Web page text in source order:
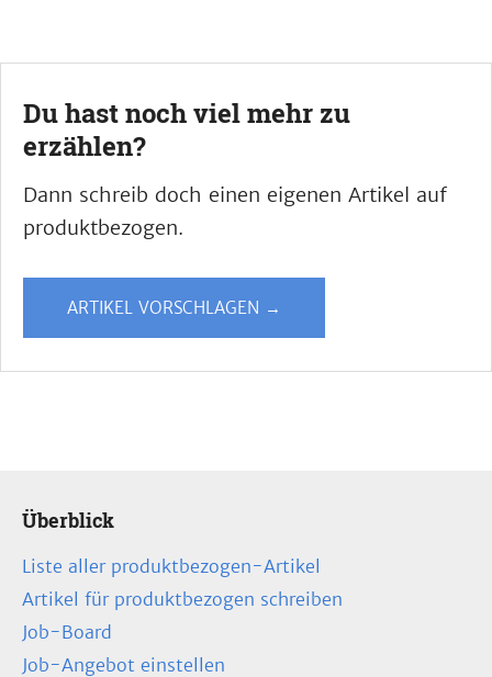
Du hast noch viel mehr zu
erzählen?
Dann schreib doch einen eigenen Artikel auf
produktbezogen.
ARTIKEL VORSCHLAGEN →
Überblick
Liste aller produktbezogen-Artikel
Artikel für produktbezogen schreiben
Job-Board
Job-Angebot einstellen